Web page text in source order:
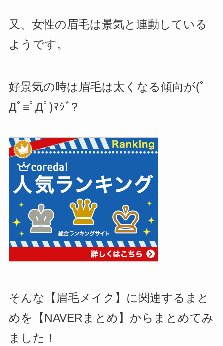
又、女性の眉毛は景気と連動している
ようです。
好景気の時は眉毛は太くなる傾向が(ﾟ
Дﾟ≡ﾟДﾟ)ﾏｼﾞ?
そんな【眉毛メイク】に関連するまと
めを【NAVERまとめ】からまとめてみ
ました！